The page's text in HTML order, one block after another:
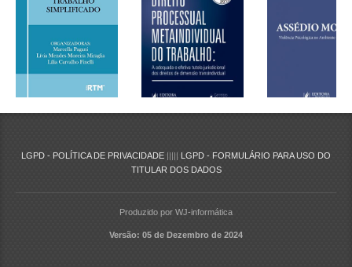
LGPD - POLÍTICA DE PRIVACIDADE ||||| LGPD - FORMULÁRIO PARA USO DO
TITULAR DOS DADOS
Produzido por WJ-informática
Versão: 05 de Dezembro de 2024